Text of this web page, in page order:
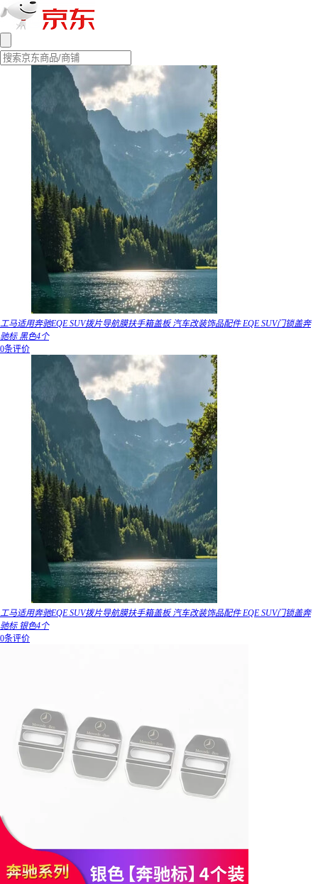
工马适用奔驰EQE SUV拨片导航膜扶手箱盖板 汽车改装饰品配件 EQE SUV门锁盖奔
驰标 黑色4个
0条评价
工马适用奔驰EQE SUV拨片导航膜扶手箱盖板 汽车改装饰品配件 EQE SUV门锁盖奔
驰标 银色4个
0条评价